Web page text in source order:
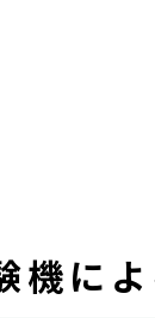
によ